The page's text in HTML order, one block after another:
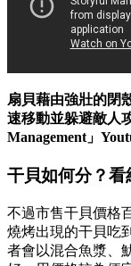
扇貝藉由強壯的閉
速移動並躲避敵人
Management」
干貝如何分？看
不過市售干貝價格
燒烤出現的干貝吃
者會以混合魚漿、